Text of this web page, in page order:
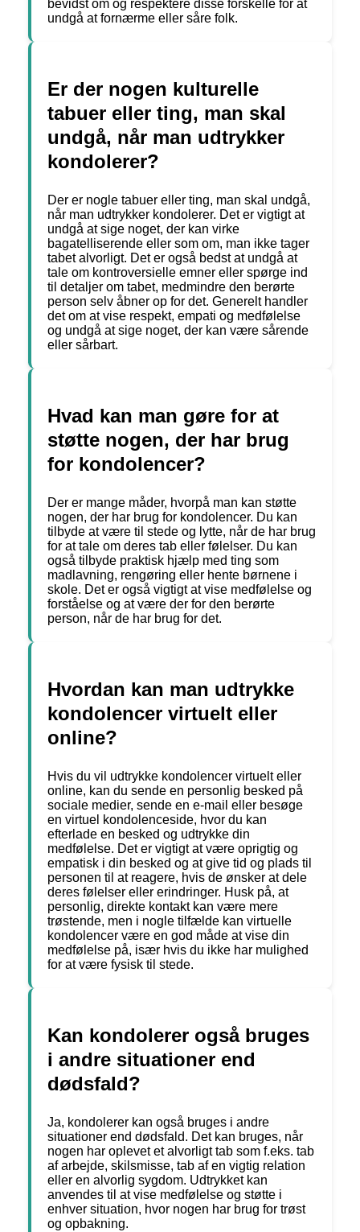
bevidst om og respektere disse forskelle for at
undgå at fornærme eller såre folk.
Er der nogen kulturelle
tabuer eller ting, man skal
undgå, når man udtrykker
kondolerer?
Der er nogle tabuer eller ting, man skal undgå,
når man udtrykker kondolerer. Det er vigtigt at
undgå at sige noget, der kan virke
bagatelliserende eller som om, man ikke tager
tabet alvorligt. Det er også bedst at undgå at
tale om kontroversielle emner eller spørge ind
til detaljer om tabet, medmindre den berørte
person selv åbner op for det. Generelt handler
det om at vise respekt, empati og medfølelse
og undgå at sige noget, der kan være sårende
eller sårbart.
Hvad kan man gøre for at
støtte nogen, der har brug
for kondolencer?
Der er mange måder, hvorpå man kan støtte
nogen, der har brug for kondolencer. Du kan
tilbyde at være til stede og lytte, når de har brug
for at tale om deres tab eller følelser. Du kan
også tilbyde praktisk hjælp med ting som
madlavning, rengøring eller hente børnene i
skole. Det er også vigtigt at vise medfølelse og
forståelse og at være der for den berørte
person, når de har brug for det.
Hvordan kan man udtrykke
kondolencer virtuelt eller
online?
Hvis du vil udtrykke kondolencer virtuelt eller
online, kan du sende en personlig besked på
sociale medier, sende en e-mail eller besøge
en virtuel kondolenceside, hvor du kan
efterlade en besked og udtrykke din
medfølelse. Det er vigtigt at være oprigtig og
empatisk i din besked og at give tid og plads til
personen til at reagere, hvis de ønsker at dele
deres følelser eller erindringer. Husk på, at
personlig, direkte kontakt kan være mere
trøstende, men i nogle tilfælde kan virtuelle
kondolencer være en god måde at vise din
medfølelse på, især hvis du ikke har mulighed
for at være fysisk til stede.
Kan kondolerer også bruges
i andre situationer end
dødsfald?
Ja, kondolerer kan også bruges i andre
situationer end dødsfald. Det kan bruges, når
nogen har oplevet et alvorligt tab som f.eks. tab
af arbejde, skilsmisse, tab af en vigtig relation
eller en alvorlig sygdom. Udtrykket kan
anvendes til at vise medfølelse og støtte i
enhver situation, hvor nogen har brug for trøst
og opbakning.